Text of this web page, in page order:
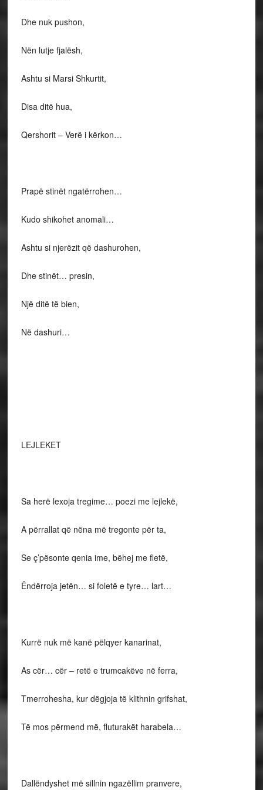
Dhe nuk pushon,
Nën lutje fjalësh,
Ashtu si Marsi Shkurtit,
Disa ditë hua,
Qershorit – Verë i kërkon…
Prapë stinët ngatërrohen…
Kudo shikohet anomali…
Ashtu si njerëzit që dashurohen,
Dhe stinët… presin,
Një ditë të bien,
Në dashuri…
LEJLEKET
Sa herë lexoja tregime… poezi me lejlekë,
A përrallat që nëna më tregonte për ta,
Se ç’pësonte qenia ime, bëhej me fletë,
Ëndërroja jetën… si foletë e tyre… lart…
Kurrë nuk më kanë pëlqyer kanarinat,
As cër… cër – retë e trumcakëve në ferra,
Tmerrohesha, kur dëgjoja të klithnin grifshat,
Të mos përmend më, fluturakët harabela…
Dallëndyshet më sillnin ngazëllim pranvere,